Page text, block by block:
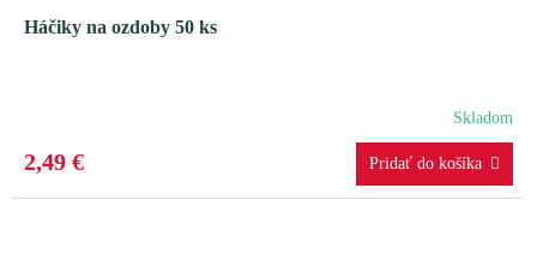
Háčiky na ozdoby 50 ks
Skladom
2,49 €